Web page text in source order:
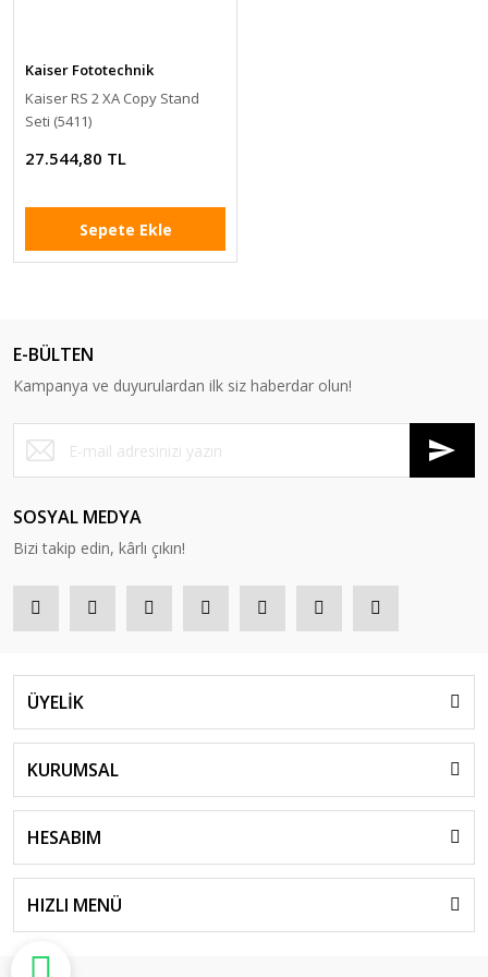
Kaiser Fototechnik
Kaiser RS 2 XA Copy Stand
Seti (5411)
27.544,80 TL
Sepete Ekle
E-BÜLTEN
Kampanya ve duyurulardan ilk siz haberdar olun!
SOSYAL MEDYA
Bizi takip edin, kârlı çıkın!
ÜYELİK
KURUMSAL
HESABIM
HIZLI MENÜ